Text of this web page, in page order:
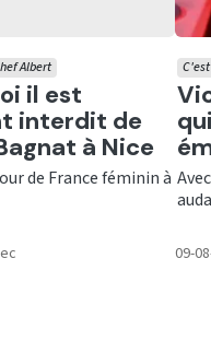
il est
interdit de
à Nice
Albert
de France féminin à
09-